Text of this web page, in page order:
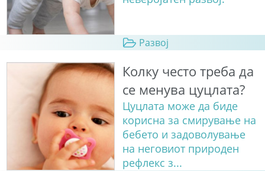
Развој
Колку често треба да
се менува цуцлата?
Цуцлата може да биде
корисна за смирување на
бебето и задоволување
на неговиот природен
рефлекс з...